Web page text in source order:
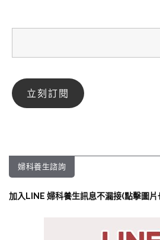
婦科養生諮詢
加入LINE 婦科養生訊息不漏接(點擊圖片